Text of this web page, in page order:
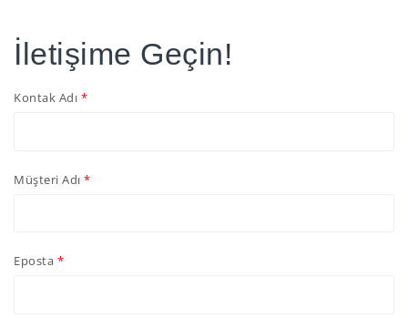
İletişime Geçin!
Kontak Adı
Müşteri Adı
Eposta